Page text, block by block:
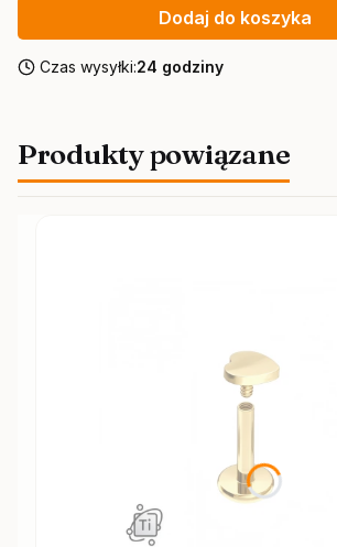
Dodaj do koszyka
Czas wysyłki:24 godziny
Produkty powiązane